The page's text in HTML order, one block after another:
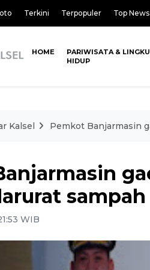
Terkini Terpopuler Top News
HOME
PARIWISATA &
HIDUP
Kalsel Pemkot Banjarmasin
sampah
WIB